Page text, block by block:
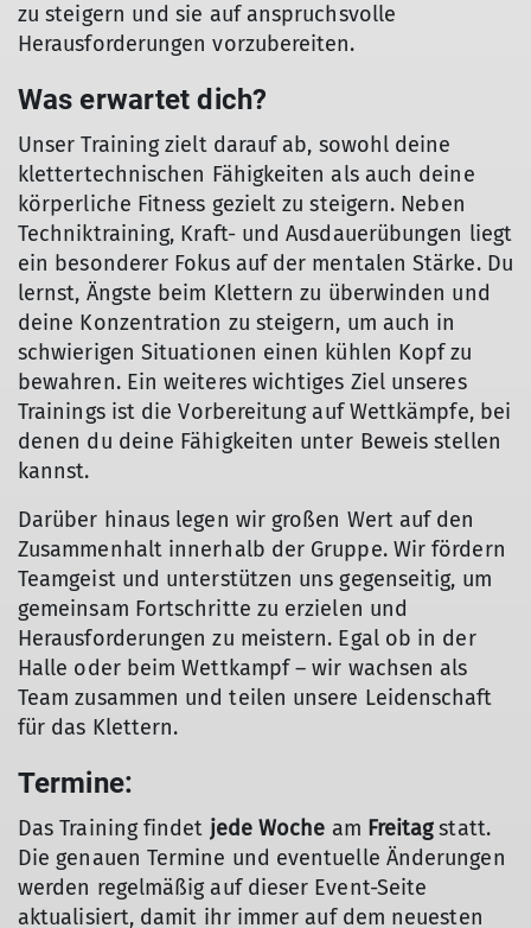
zu steigern und sie auf anspruchsvolle
Herausforderungen vorzubereiten.
Was erwartet dich?
Unser Training zielt darauf ab, sowohl deine
klettertechnischen Fähigkeiten als auch deine
körperliche Fitness gezielt zu steigern. Neben
Techniktraining, Kraft- und Ausdauerübungen liegt
ein besonderer Fokus auf der mentalen Stärke. Du
lernst, Ängste beim Klettern zu überwinden und
deine Konzentration zu steigern, um auch in
schwierigen Situationen einen kühlen Kopf zu
bewahren. Ein weiteres wichtiges Ziel unseres
Trainings ist die Vorbereitung auf Wettkämpfe, bei
denen du deine Fähigkeiten unter Beweis stellen
kannst.
Darüber hinaus legen wir großen Wert auf den
Zusammenhalt innerhalb der Gruppe. Wir fördern
Teamgeist und unterstützen uns gegenseitig, um
gemeinsam Fortschritte zu erzielen und
Herausforderungen zu meistern. Egal ob in der
Halle oder beim Wettkampf – wir wachsen als
Team zusammen und teilen unsere Leidenschaft
für das Klettern.
Termine:
Das Training findet jede Woche am Freitagstatt.
Die genauen Termine und eventuelle Änderungen
werden regelmäßig auf dieser Event-Seite
aktualisiert, damit ihr immer auf dem neuesten
© DAV/ Hansi Heckmair